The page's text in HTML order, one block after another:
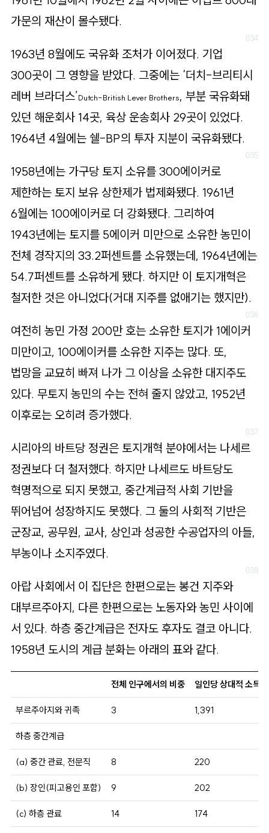
가문의 재산이 몰수됐다.
1963년 8월에도 국유화 조처가 이어졌다. 기업
300곳이 그 영향을 받았다. 그중에는 ‘더치-브리티시
레버 브라더스’Dutch-British Lever Brothers, 부분 국유화돼
있던 해운회사 14곳, 육상 운송회사 29곳이 있었다.
1964년 4월에는 쉘-BP의 투자 지분이 국유화됐다.
1958년에는 가구당 토지 소유를 300에이커로
제한하는 토지 보유 상한제가 법제화됐다. 1961년
6월에는 100에이커로 더 강화됐다. 그리하여
1943년에는 토지를 5에이커 미만으로 소유한 농민이
전체 경작지의 33.2퍼센트를 소유했는데, 1964년에는
54.7퍼센트를 소유하게 됐다. 하지만 이 토지개혁은
철저한 것은 아니었다(거대 지주를 없애기는 했지만).
여전히 농민 가정 200만 호는 소유한 토지가 1에이커
미만이고, 100에이커를 소유한 지주는 많다. 또,
법망을 교묘히 빠져 나가 그 이상을 소유한 대지주도
있다. 무토지 농민의 수는 전혀 줄지 않았고, 1952년
이후로는 오히려 증가했다.
시리아의 바트당 정권은 토지개혁 분야에서는 나세르
정권보다 더 철저했다. 하지만 나세르도 바트당도
혁명적으로 되지 못했고, 중간계급적 사회 기반을
뛰어넘어 성장하지도 못했다. 그 둘의 사회적 기반은
군장교, 공무원, 교사, 상인과 성공한 수공업자의 아들,
부농이나 소지주였다.
아랍 사회에서 이 집단은 한편으로는 봉건 지주와
대부르주아지, 다른 한편으로는 노동자와 농민 사이에
서 있다. 하층 중간계급은 전자도 후자도 결코 아니다.
1958년 도시의 계급 분화는 아래의 표와 같다.
전체 인구에서의 비중 일인당 상대적 소득
부르주아지와 귀족 3 1,391
하층 중간계급
(a) 중간 관료, 전문직 8 220
(b) 장인(피고용인 포함) 9 202
(c) 하층 관료 14 174